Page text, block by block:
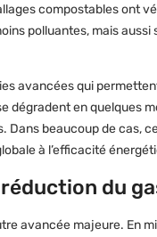
compostables ont
polluantes, mais
avancées qui
dégradent en quelques
beaucoup de cas,
à l’efficacité
du
avancée majeure. En